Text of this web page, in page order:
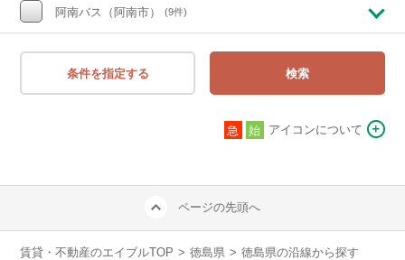
阿南バス（阿南市） (9件)
条件を指定する 検索
急 始 アイコンについて
ページの先頭へ
賃貸・不動産のエイブルTOP > 徳島県 > 徳島県の沿線から探す